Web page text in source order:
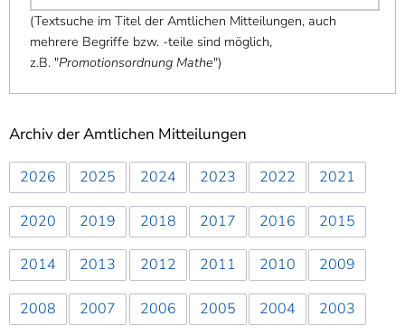
(Textsuche im Titel der Amtlichen Mitteilungen, auch
mehrere Begriffe bzw. -teile sind möglich,
z.B. "Promotionsordnung Mathe")
Archiv der Amtlichen Mitteilungen
2026 2025 2024 2023 2022 2021
2020 2019 2018 2017 2016 2015
2014 2013 2012 2011 2010 2009
2008 2007 2006 2005 2004 2003